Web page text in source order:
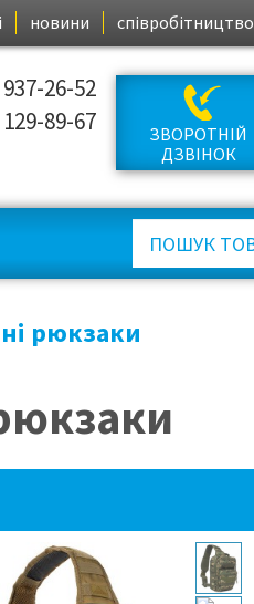
новини співробітництво
26-52
89-67
ЗВОРОТНІЙ
ДЗВІНОК
рюкзаки